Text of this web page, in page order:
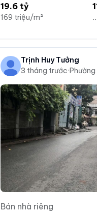
19.6 tỷ
169 triệu/m²
Trịnh Huy Tưởng
3 tháng trước·Phường
Bán nhà riêng